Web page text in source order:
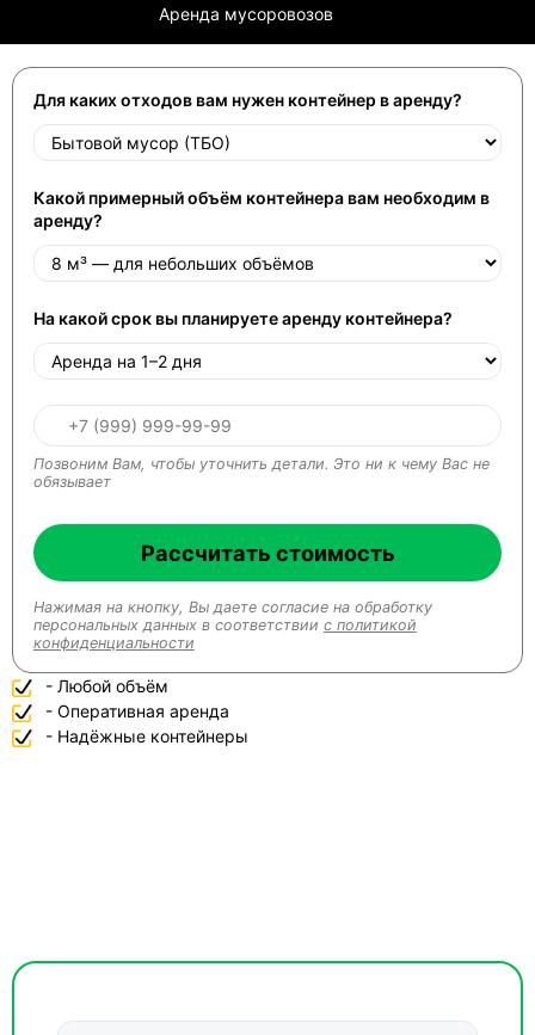
Аренда мусоровозов
Для каких отходов вам нужен контейнер в аренду?
Какой примерный объём контейнера вам необходим в
аренду?
На какой срок вы планируете аренду контейнера?
Позвоним Вам, чтобы уточнить детали. Это ни к чему Вас не
обязывает
Рассчитать стоимость
Нажимая на кнопку, Вы даете согласие на обработку
персональных данных в соответствии с политикой
конфиденциальности
- Любой объём
- Оперативная аренда
- Надёжные контейнеры